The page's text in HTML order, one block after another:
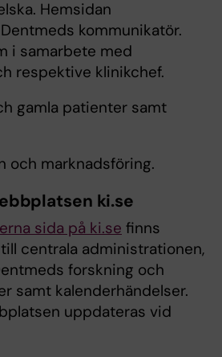
Hemsidan
kommunikatör.
i samarbete med
respektive klinikchef.
gamla patienter samt
och marknadsföring.
ki.se
sida på ki.se finns
centrala administrationen,
forskning och
samt kalenderhändelser.
uppdateras vid